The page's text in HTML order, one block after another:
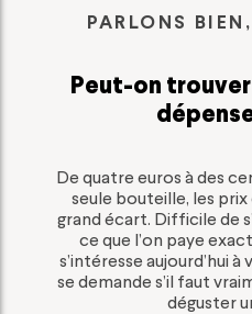
PARLONS
Peut-on trouver
De quatre euros à des
seule bouteille, les
grand écart. Difficile de
ce que l’on paye
s’intéresse aujourd’hui
se demande s’il faut
déguster